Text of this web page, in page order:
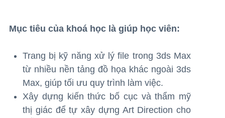
Mục tiêu của khoá học là giúp học viên:
Trang bị kỹ năng xử lý file trong 3ds Max
từ nhiều nền tảng đồ họa khác ngoài 3ds
Max, giúp tối ưu quy trình làm việc.
Xây dựng kiến thức bố cục và thẩm mỹ
thị giác để tự xây dựng Art Direction cho